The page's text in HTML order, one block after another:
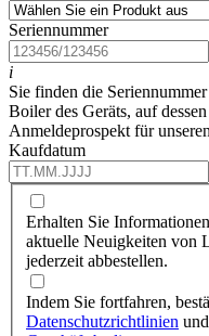
Seriennummer
i
Sie finden die
Boiler des Geräts, auf
Anmeldeprospekt für
Kaufdatum
Erhalten Sie
aktuelle Neuigkeiten von
jederzeit abbestellen.
Indem Sie fortfahren,
Datenschutzrichtlinien